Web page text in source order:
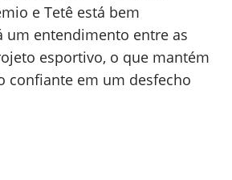
e Tetê está bem
um entendimento entre as
esportivo, o que mantém
confiante em um desfecho